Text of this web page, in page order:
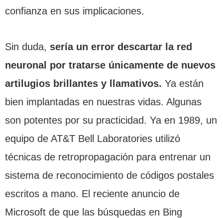
confianza en sus implicaciones.
Sin duda, sería un error descartar la red
neuronal por tratarse únicamente de nuevos
artilugios brillantes y llamativos. Ya están
bien implantadas en nuestras vidas. Algunas
son potentes por su practicidad. Ya en 1989, un
equipo de AT&T Bell Laboratories utilizó
técnicas de retropropagación para entrenar un
sistema de reconocimiento de códigos postales
escritos a mano. El reciente anuncio de
Microsoft de que las búsquedas en Bing